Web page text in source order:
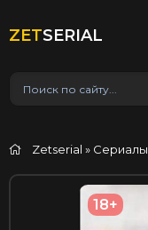
ZETSERIAL
Zetserial » Сериалы
18+